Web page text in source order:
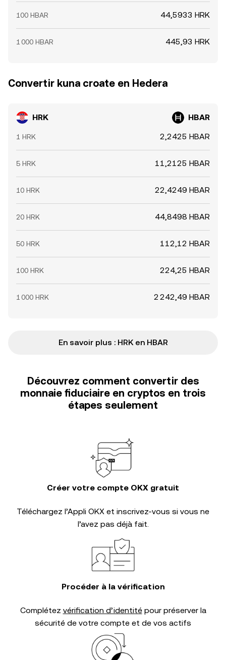
100 HBAR 44,5933 HRK
1 000 HBAR 445,93 HRK
Convertir kuna croate en Hedera
HRK HBAR
1 HRK 2,2425 HBAR
5 HRK 11,2125 HBAR
10 HRK 22,4249 HBAR
20 HRK 44,8498 HBAR
50 HRK 112,12 HBAR
100 HRK 224,25 HBAR
1 000 HRK 2 242,49 HBAR
En savoir plus : HRK en HBAR
Découvrez comment convertir des
monnaie fiduciaire en cryptos en trois
étapes seulement
Créer votre compte OKX gratuit
Téléchargez l’Appli OKX et inscrivez-vous si vous ne
l’avez pas déjà fait.
Procéder à la vérification
Complétez vérification d’identitépour préserver la
sécurité de votre compte et de vos actifs